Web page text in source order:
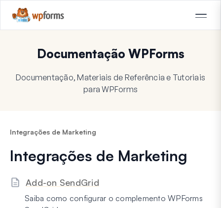
Documentação WPForms
Documentação, Materiais de Referência e Tutoriais
para WPForms
Integrações de Marketing
Integrações de Marketing
Add-on SendGrid
Saiba como configurar o complemento WPForms